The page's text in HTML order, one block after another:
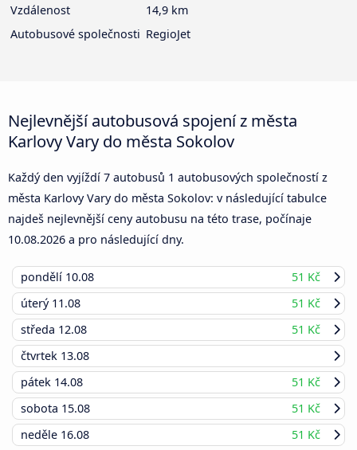
Vzdálenost
14,9 km
Autobusové společnosti RegioJet
Nejlevnější autobusová spojení z města
Karlovy Vary do města Sokolov
Každý den vyjíždí 7 autobusů 1 autobusových společností z
města Karlovy Vary do města Sokolov: v následující tabulce
najdeš nejlevnější ceny autobusu na této trase, počínaje
10.08.2026 a pro následující dny.
pondělí 10.08
51 Kč
úterý 11.08
51 Kč
středa 12.08
51 Kč
čtvrtek 13.08
pátek 14.08
51 Kč
sobota 15.08
51 Kč
neděle 16.08 51 Kč